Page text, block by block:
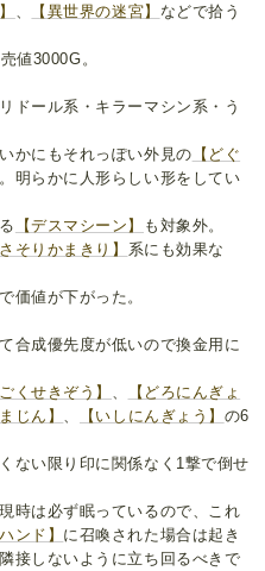
【異世界の迷宮】 などで拾う
値3000G。
ドール系・キラーマシン系・う
かにもそれっぽい外見の 【どぐ
明らかに人形らしい形をしてい
【デスマシーン】
も対象外。
さそりかまきり】
系にも効果な
価値が下がった。
合成優先度が低いので換金用に
ごくせきぞう】
【どろにんぎょ
じん】 【いしにんぎょう】 の6
ない限り印に関係なく1撃で倒せ
時は必ず眠っているので、これ
ンド】 に召喚された場合は起き
接しないように立ち回るべきで